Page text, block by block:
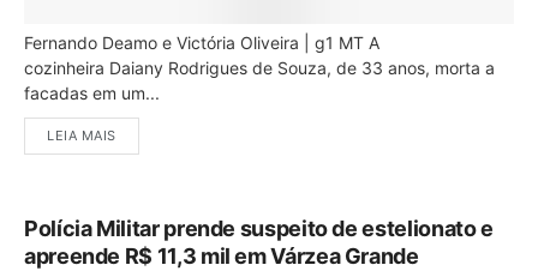
Fernando Deamo e Victória Oliveira | g1 MT A
cozinheira Daiany Rodrigues de Souza, de 33 anos, morta a
facadas em um...
LEIA MAIS
Polícia Militar prende suspeito de estelionato e
apreende R$ 11,3 mil em Várzea Grande